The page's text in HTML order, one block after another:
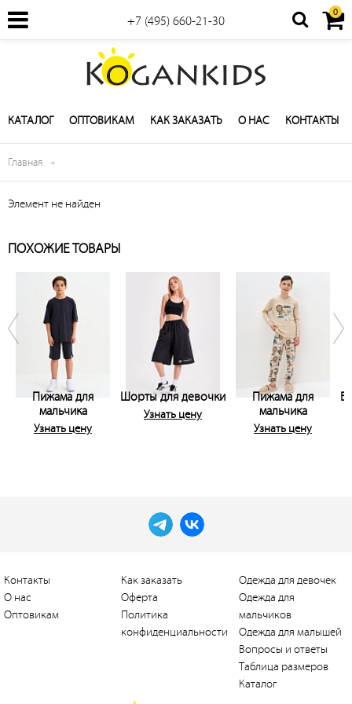
+7 (495) 660-21-30
0
КАТАЛОГ ОПТОВИКАМ КАК ЗАКАЗАТЬ О НАС КОНТАКТЫ
Главная
Элемент не найден
ПОХОЖИЕ ТОВАРЫ
Пижама для
мальчика
Узнать цену
Шорты для девочки
Узнать цену
Пижама для
мальчика
Узнать цену
Контакты
О нас
Оптовикам
Как заказать
Оферта
Политика
конфиденциальности
Одежда для девочек
Одежда для
мальчиков
Одежда для малышей
Вопросы и ответы
Таблица размеров
Каталог